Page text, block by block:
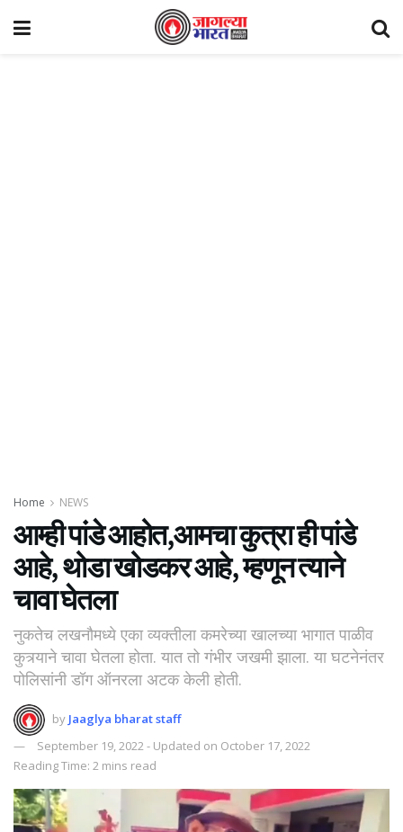
Home NEWS
आम्ही पांडे आहोत,आमचा कुत्रा ही पांडे
आहे, थोडा खोडकर आहे, म्हणून त्याने
चावा घेतला
नुकतेच लखनौमध्ये एका व्यक्तीला कमरेच्या खालच्या भागात पाळीव
कुत्र्याने चावा घेतला होता. यात तो गंभीर जखमी झाला. या घटनेनंतर
पोलिसांनी डॉग ऑनरला अटक केली होती.
by Jaaglya bharat staff
September 19, 2022 - Updated on October 17, 2022
Reading Time: 2 mins read